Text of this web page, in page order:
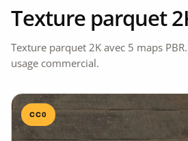
Texture parquet
Texture parquet 2K avec 5 maps
usage commercial.
CC0